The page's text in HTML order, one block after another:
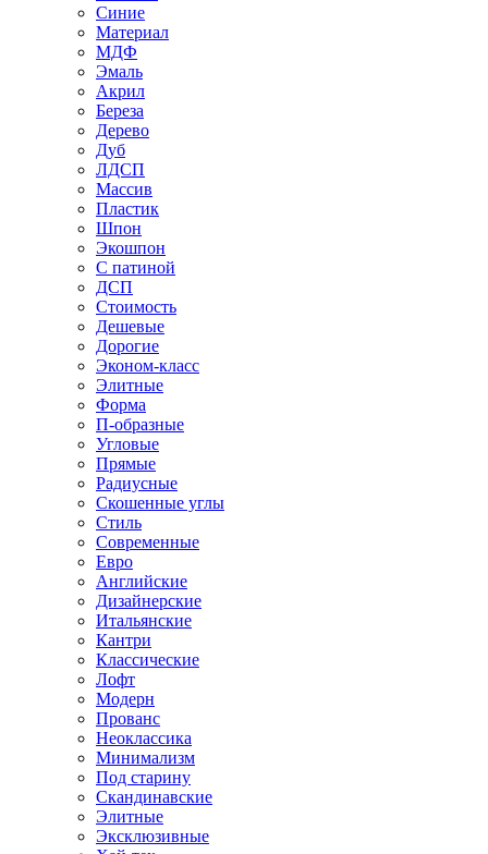
Синие
Материал
МДФ
Эмаль
Акрил
Береза
Дерево
Дуб
ЛДСП
Массив
Пластик
Шпон
Экошпон
С патиной
ДСП
Стоимость
Дешевые
Дорогие
Эконом-класс
Элитные
Форма
П-образные
Угловые
Прямые
Радиусные
Скошенные углы
Стиль
Современные
Евро
Английские
Дизайнерские
Итальянские
Кантри
Классические
Лофт
Модерн
Прованс
Неоклассика
Минимализм
Под старину
Скандинавские
Элитные
Эксклюзивные